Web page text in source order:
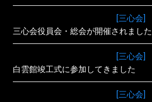
[三心会]
三心会役員会・総会が開催されました
[三心会]
白雲館竣工式に参加してきました
[三心会]